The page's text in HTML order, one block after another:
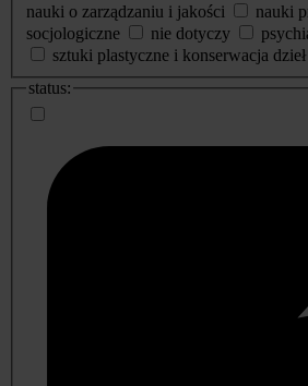
nauki o zarządzaniu i jakości
nauki
socjologiczne
nie dotyczy
sztuki plastyczne i konserwacja
status: